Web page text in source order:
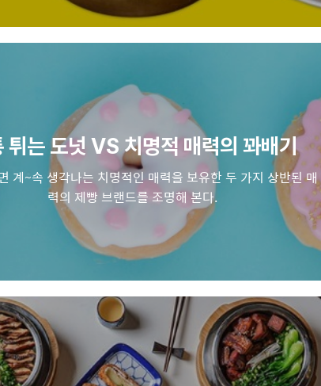
튀는 도넛 VS 치명적 매력의 꽈배기
계~속 생각나는 치명적인 매력을 보유한 두 가지 상반된 매
력의 제빵 브랜드를 조명해 본다.